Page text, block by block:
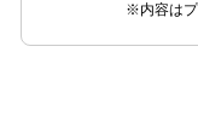
※内容はプ